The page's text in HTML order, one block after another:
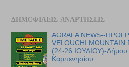
ΔΗΜΟΦΙΛΕΊΣ ΑΝΑΡΤΉΣΕΙΣ
AGRAFA NEWS--
VELOUCHI MOUNTAIN
(24-26 ΙΟΥΛΙΟΥ)-Δήμου
Καρπενησίου.